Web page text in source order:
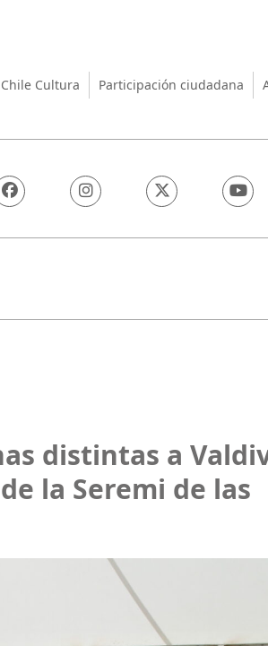
Chile Cultura Participación ciudadana
distintas a
la Seremi de las